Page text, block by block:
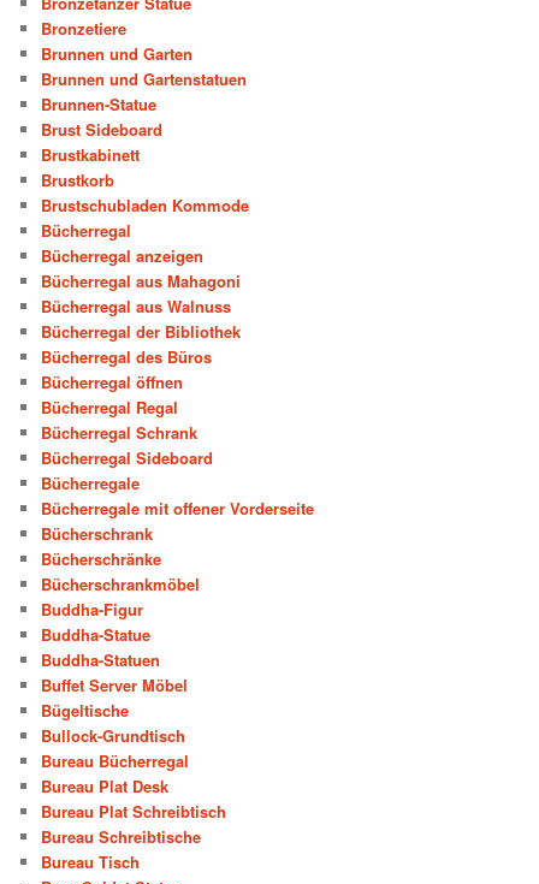
Bronzetiere
Brunnen und Garten
Brunnen und Gartenstatuen
Brunnen-Statue
Brust Sideboard
Brustkabinett
Brustkorb
Brustschubladen Kommode
Bücherregal
Bücherregal anzeigen
Bücherregal aus Mahagoni
Bücherregal aus Walnuss
Bücherregal der Bibliothek
Bücherregal des Büros
Bücherregal öffnen
Bücherregal Regal
Bücherregal Schrank
Bücherregal Sideboard
Bücherregale
Bücherregale mit offener Vorderseite
Bücherschrank
Bücherschränke
Bücherschrankmöbel
Buddha-Figur
Buddha-Statue
Buddha-Statuen
Buffet Server Möbel
Bügeltische
Bullock-Grundtisch
Bureau Bücherregal
Bureau Plat Desk
Bureau Plat Schreibtisch
Bureau Schreibtische
Bureau Tisch